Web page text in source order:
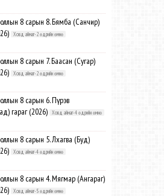
8 сарын 8. Бямба (Санчир)
Ховд аймаг-2 өдрийн өмнө
8 сарын 7. Баасан (Сугар)
Ховд аймаг-2 өдрийн өмнө
8 сарын 6. Пүрэв
гараг (2026)
Ховд аймаг-4 өдрийн өмнө
8 сарын 5. Лхагва (Буд)
Ховд аймаг-4 өдрийн өмнө
8 сарын 4. Мягмар (Ангараг)
Ховд аймаг-5 өдрийн өмнө